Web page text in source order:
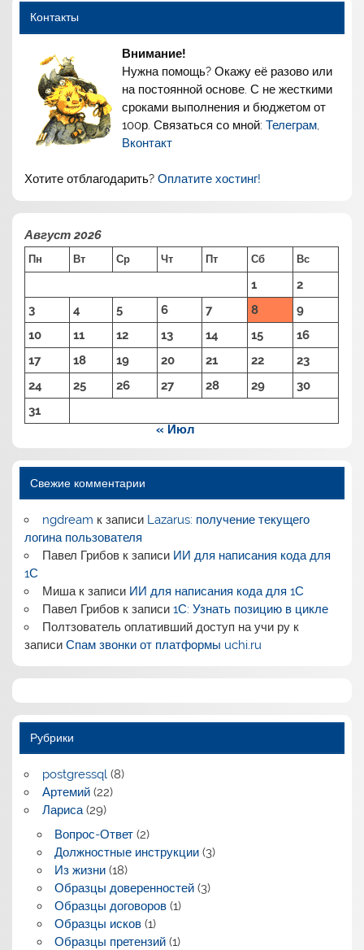
Контакты
Внимание!
Нужна помощь? Окажу её разово или
на постоянной основе. С не жесткими
сроками выполнения и бюджетом от
100р. Связаться со мной:Телеграм,
Вконтакт
Хотите отблагодарить?Оплатите хостинг!
Август 2026
Пн Вт Ср Чт Пт Сб Вс
1
2
3
4 5 6 7 8
9
10
11 12 13 14 15
16
17
18 19 20 21 22
23
24
25 26 27 28 29
30
31
« Июл
Свежие комментарии
ngdream к записи Lazarus: получение текущего
логина пользователя
Павел Грибовк записи ИИ для написания кода для
1С
Мишак записи ИИ для написания кода для 1С
Павел Грибовк записи 1С: Узнать позицию в цикле
Полтзователь оплативший доступ на учи рук
записиСпам звонки от платформы uchi.ru
Рубрики
postgressql(8)
Артемий(22)
Лариса(29)
Вопрос-Ответ(2)
Должностные инструкции(3)
Из жизни(18)
Образцы доверенностей(3)
Образцы договоров(1)
Образцы исков(1)
Образцы претензий(1)